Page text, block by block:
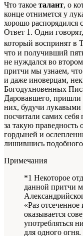
Что такое талант, о
конце отнимется у
хорошо распорядился
Ответ 1. Одни
который воспринят в
что и получивший
не нуждался во
притчи мы узнаем, что
и даже иноверцам,
Богодухновенных
Даровавшего, пришли
них, будучи лукавыми
посчитали самих
за такую
гордыней и
лишившись подобного
Примечания
*1 Некоторое
данной притчи
«Раз отсеченное
оказывается
употребляться
для одного